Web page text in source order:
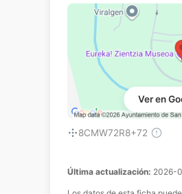
Ver en
8CMW72R8+72
Última actualización: 2026-